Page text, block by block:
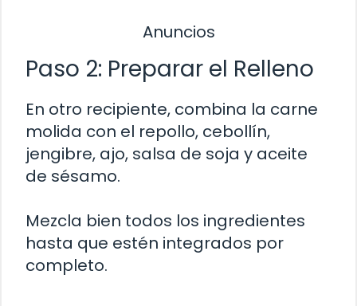
Anuncios
Paso 2: Preparar el Relleno
En otro recipiente, combina la carne
molida con el repollo, cebollín,
jengibre, ajo, salsa de soja y aceite
de sésamo.
Mezcla bien todos los ingredientes
hasta que estén integrados por
completo.